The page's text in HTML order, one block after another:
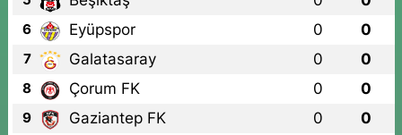
6 Eyüpspor 0 0
7 Galatasaray 0 0
8 Çorum FK 0 0
9 Gaziantep FK 0 0